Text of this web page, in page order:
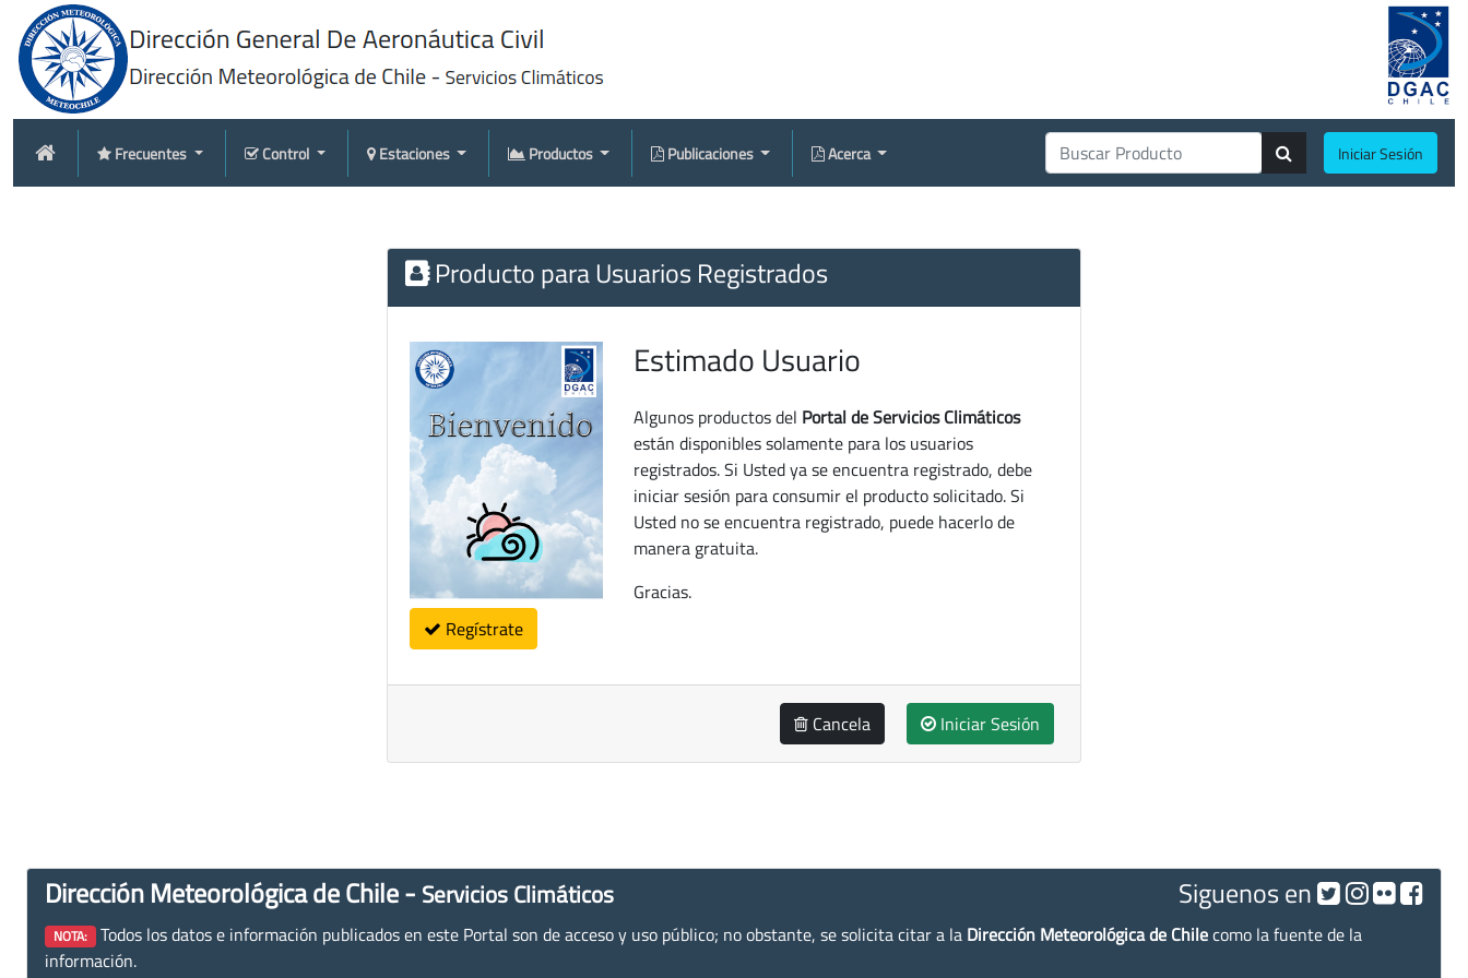
Frecuentes Control Estaciones Productos Publicaciones Acerca Iniciar Sesión
Producto para Usuarios Registrados
Regístrate
Estimado Usuario
Algunos productos del Portal de Servicios Climáticos
están disponibles solamente para los usuarios
registrados. Si Usted ya se encuentra registrado, debe
iniciar sesión para consumir el producto solicitado. Si
Usted no se encuentra registrado, puede hacerlo de
manera gratuita.
Gracias.
Cancela Iniciar Sesión
Dirección Meteorológica de Chile - Servicios Climáticos Siguenos en
NOTA: Todos los datos e información publicados en este Portal son de acceso y uso público; no obstante, se solicita citar a la Dirección Meteorológica de Chilecomo la fuente de la
información.